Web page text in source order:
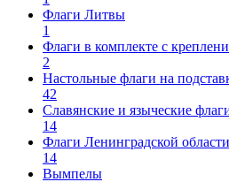
Флаги Литвы
1
Флаги в комплекте с
2
Настольные флаги на
42
Славянские и языческие
14
Флаги Ленинградской области
14
Вымпелы